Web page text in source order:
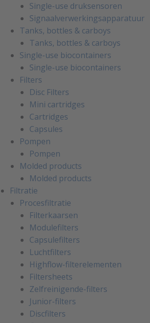
Single-use druksensoren
Signaalverwerkingsapparatuur
Tanks, bottles & carboys
Tanks, bottles & carboys
Single-use biocontainers
Single-use biocontainers
Filters
Disc Filters
Mini cartridges
Cartridges
Capsules
Pompen
Pompen
Molded products
Molded products
Filtratie
Procesfiltratie
Filterkaarsen
Modulefilters
Capsulefilters
Luchtfilters
Highflow-filterelementen
Filtersheets
Zelfreinigende-filters
Junior-filters
Discfilters